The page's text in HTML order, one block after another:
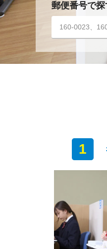
郵便番号で探
1